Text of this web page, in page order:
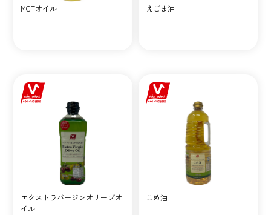
MCTオイル えごま油
エクストラバージンオリーブオ
イル
こめ油